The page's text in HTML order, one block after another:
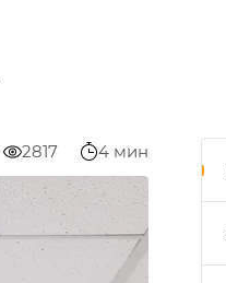
2817 4 мин